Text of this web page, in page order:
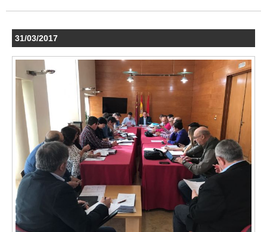
31/03/2017